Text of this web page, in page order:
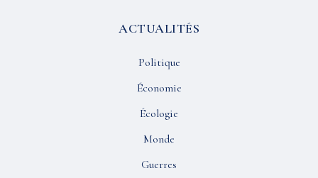
ACTUALITÉS
Politique
Économie
Écologie
Monde
Guerres